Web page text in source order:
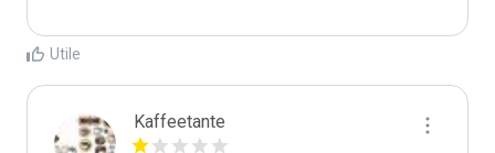
Utile
Kaffeetante